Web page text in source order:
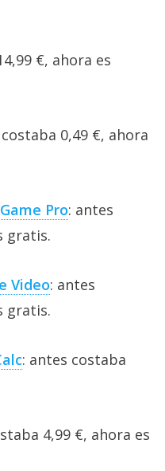
€, ahora es
0,49 €, ahora
Pro: antes
gratis.
Video: antes
gratis.
: antes costaba
4,99 €, ahora es